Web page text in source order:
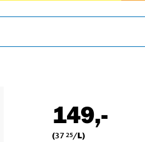
149,-
(37 25/L)